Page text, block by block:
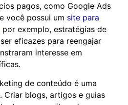
pagos, como Google Ads
você possui um site para
por exemplo, estratégias de
eficazes para reengajar
interesse em
de conteúdo é uma
Criar blogs, artigos e guias